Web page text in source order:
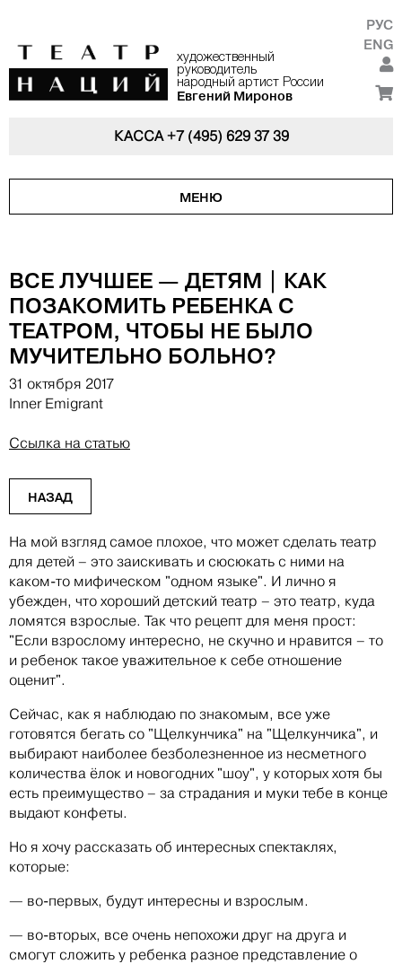
художественный
руководитель
народный артист России
Евгений Миронов
РУС
ENG
КАССА+7 (495) 629 37 39
МЕНЮ
ВСЕ ЛУЧШЕЕ — ДЕТЯМ | КАК
ПОЗАКОМИТЬ РЕБЕНКА С
ТЕАТРОМ, ЧТОБЫ НЕ БЫЛО
МУЧИТЕЛЬНО БОЛЬНО?
31 октября 2017
Inner Emigrant
Ссылка на статью
НАЗАД
На мой взгляд самое плохое, что может сделать театр
для детей – это заискивать и сюсюкать с ними на
каком-то мифическом "одном языке". И лично я
убежден, что хороший детский театр – это театр, куда
ломятся взрослые. Так что рецепт для меня прост:
"Если взрослому интересно, не скучно и нравится – то
и ребенок такое уважительное к себе отношение
оценит".
Сейчас, как я наблюдаю по знакомым, все уже
готовятся бегать со "Щелкунчика" на "Щелкунчика", и
выбирают наиболее безболезненное из несметного
количества ёлок и новогодних "шоу", у которых хотя бы
есть преимущество – за страдания и муки тебе в конце
выдают конфеты.
Но я хочу рассказать об интересных спектаклях,
которые:
— во-первых, будут интересны и взрослым.
— во-вторых, все очень непохожи друг на друга и
смогут сложить у ребенка разное представление о